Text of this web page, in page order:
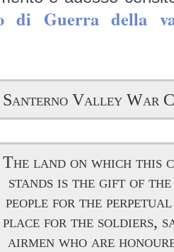
di Guerra della
Santerno Valley War
The land on which this
stands is the gift of
people for the
place for the soldiers,
airmen who are